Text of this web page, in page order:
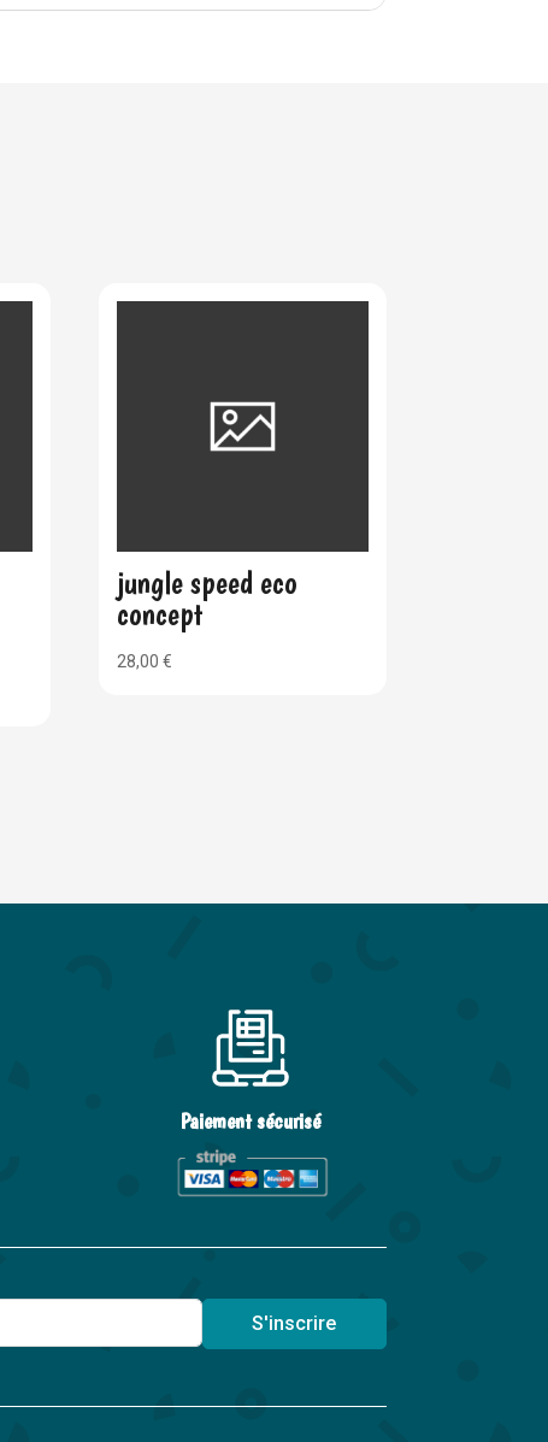
jungle speed eco
concept
28,00€
Paiement sécurisé
S'inscrire